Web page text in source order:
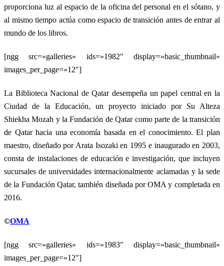
proporciona luz al espacio de la oficina del personal en el sótano, y
al mismo tiempo actúa como espacio de transición antes de entrar al
mundo de los libros.
[ngg src=»galleries» ids=»1982″ display=»basic_thumbnail»
images_per_page=»12″]
La Biblioteca Nacional de Qatar desempeña un papel central en la
Ciudad de la Educación, un proyecto iniciado por Su Alteza
Shiekha Mozah y la Fundación de Qatar como parte de la transición
de Qatar hacia una economía basada en el conocimiento. El plan
maestro, diseñado por Arata Isozaki en 1995 e inaugurado en 2003,
consta de instalaciones de educación e investigación, que incluyen
sucursales de universidades internacionalmente aclamadas y la sede
de la Fundación Qatar, también diseñada por OMA y completada en
2016.
©OMA
[ngg src=»galleries» ids=»1983″ display=»basic_thumbnail»
images_per_page=»12″]